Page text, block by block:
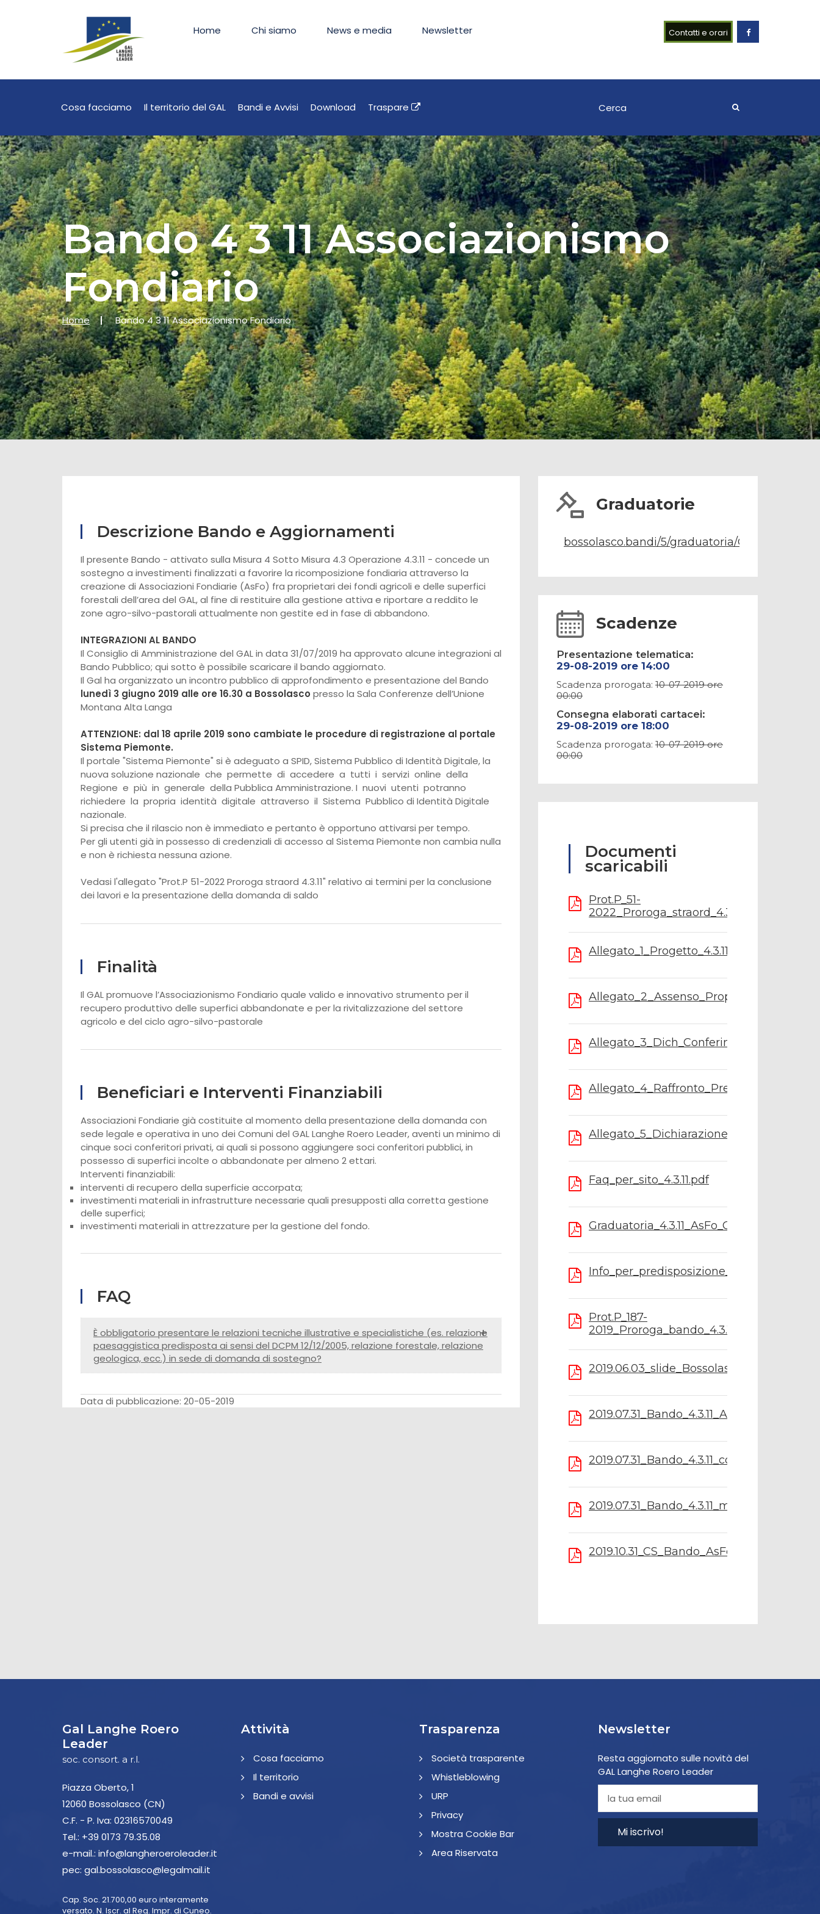
Home Chi siamo News e media Newsletter Contatti e orari
Cosa facciamo Il territorio del GAL Bandi e Avvisi Download Traspare
Bando 4 3 11 Associazionismo
Fondiario
Home Bando 4 3 11 Associazionismo Fondiario
Descrizione Bando e Aggiornamenti
Il presente Bando - attivato sulla Misura 4 Sotto Misura 4.3 Operazione 4.3.11 - concede un
sostegno a investimenti finalizzati a favorire la ricomposizione fondiaria attraverso la
creazione di Associazioni Fondiarie (AsFo) fra proprietari dei fondi agricoli e delle superfici
forestali dell’area del GAL, al fine di restituire alla gestione attiva e riportare a reddito le
zone agro-silvo-pastorali attualmente non gestite ed in fase di abbandono.
INTEGRAZIONI AL BANDO
Il Consiglio di Amministrazione del GAL in data 31/07/2019 ha approvato alcune integrazioni al
Bando Pubblico; qui sotto è possibile scaricare il bando aggiornato.
Il Gal ha organizzato un incontro pubblico di approfondimento e presentazione del Bando
lunedì 3 giugno 2019 alle ore 16.30 a Bossolasco presso la Sala Conferenze dell’Unione
Montana Alta Langa
ATTENZIONE: dal 18 aprile 2019 sono cambiate le procedure di registrazione al portale
Sistema Piemonte.
Il portale "Sistema Piemonte" si è adeguato a SPID, Sistema Pubblico di Identità Digitale, la
nuova soluzione nazionale che permette di accedere a tutti i servizi online della
Regione e più in generale della Pubblica Amministrazione. I nuovi utenti potranno
richiedere la propria identità digitale attraverso il Sistema Pubblico di Identità Digitale
nazionale.
Si precisa che il rilascio non è immediato e pertanto è opportuno attivarsi per tempo.
Per gli utenti già in possesso di credenziali di accesso al Sistema Piemonte non cambia nulla
e non è richiesta nessuna azione.
Vedasi l'allegato "Prot.P 51-2022 Proroga straord 4.3.11" relativo ai termini per la conclusione
dei lavori e la presentazione della domanda di saldo
Finalità
Il GAL promuove l’Associazionismo Fondiario quale valido e innovativo strumento per il
recupero produttivo delle superfici abbandonate e per la rivitalizzazione del settore
agricolo e del ciclo agro-silvo-pastorale
Beneficiari e Interventi Finanziabili
Associazioni Fondiarie già costituite al momento della presentazione della domanda con
sede legale e operativa in uno dei Comuni del GAL Langhe Roero Leader, aventi un minimo di
cinque soci conferitori privati, ai quali si possono aggiungere soci conferitori pubblici, in
possesso di superfici incolte o abbandonate per almeno 2 ettari.
Interventi finanziabili:
interventi di recupero della superficie accorpata;
investimenti materiali in infrastrutture necessarie quali presupposti alla corretta gestione
delle superfici;
investimenti materiali in attrezzature per la gestione del fondo.
FAQ
È obbligatorio presentare le relazioni tecniche illustrative e specialistiche (es. relazione
paesaggistica predisposta ai sensi del DCPM 12/12/2005, relazione forestale, relazione
geologica, ecc.) in sede di domanda di sostegno?
Data di pubblicazione: 20-05-2019
Graduatorie
bossolasco.bandi/5/graduatoria/
Scadenze
Presentazione telematica:
29-08-2019 ore 14:00
Scadenza prorogata: 10-07-2019 ore
00:00
Consegna elaborati cartacei:
29-08-2019 ore 18:00
Scadenza prorogata: 10-07-2019 ore
00:00
Documenti
scaricabili
Prot.P_51-
2022_Proroga_straord_4.3.11.pdf
Allegato_1_Progetto_4.3.11.pdf
Allegato_5_Dichiarazione_IVA_4.3.11.pdf
Faq_per_sito_4.3.11.pdf
Info_per_predisposizione_domande.pdf
Prot.P_187-
2019_Proroga_bando_4.3.11.pdf
2019.06.03_slide_Bossolasco_Bando.pdf
2019.07.31_Bando_4.3.11_Appendice_A.pdf
2019.10.31_CS_Bando_AsFo.pdf
Gal Langhe Roero
Leader
soc. consort. a r.l.
Piazza Oberto, 1
12060 Bossolasco (CN)
C.F. - P. Iva: 02316570049
Tel.: +39 0173 79.35.08
e-mail.: info@langheroeroleader.it
pec: gal.bossolasco@legalmail.it
Cap. Soc. 21.700,00 euro interamente
versato. N. Iscr. al Reg. Impr. di Cuneo.
Attività
Cosa facciamo
Il territorio
Bandi e avvisi
Trasparenza
Società trasparente
Whistleblowing
URP
Privacy
Mostra Cookie Bar
Area Riservata
Newsletter
Resta aggiornato sulle novità del
GAL Langhe Roero Leader
Mi iscrivo!